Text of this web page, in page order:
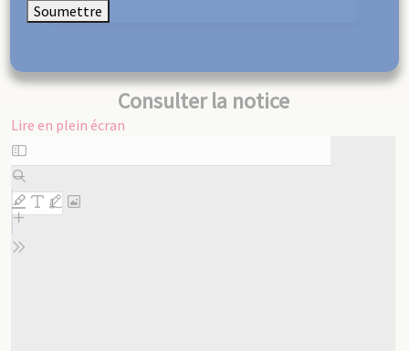
Consulter la notice
Lire en plein écran
Aller
au
contenu
PDF
Soumettre